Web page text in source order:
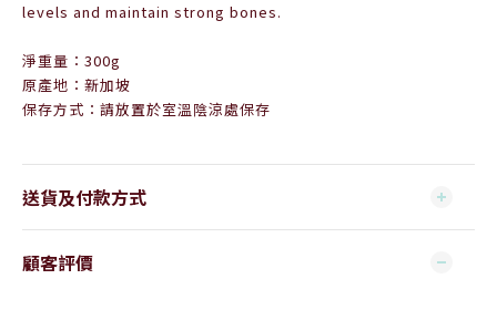
levels and maintain strong bones.
淨重量：300g
原產地：新加坡
保存方式：請放置於室溫陰涼處保存
送貨及付款方式
顧客評價